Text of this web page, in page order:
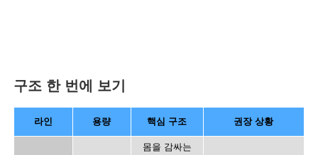
구조 한 번에 보기
라인 용량 핵심 구조 권장 상황
몸을 감싸는